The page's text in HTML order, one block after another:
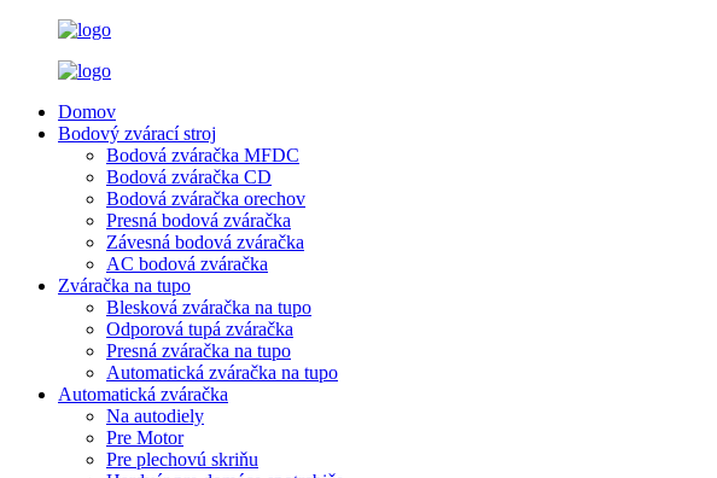
Domov
Bodový zvárací stroj
Bodová zváračka MFDC
Bodová zváračka CD
Bodová zváračka orechov
Presná bodová zváračka
Závesná bodová zváračka
AC bodová zváračka
Zváračka na tupo
Blesková zváračka na tupo
Odporová tupá zváračka
Presná zváračka na tupo
Automatická zváračka na tupo
Automatická zváračka
Na autodiely
Pre Motor
Pre plechovú skriňu